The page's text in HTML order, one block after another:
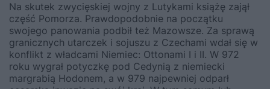
Na skutek zwycięskiej wojny z Lutykami książę zajął
część Pomorza. Prawdopodobnie na początku
swojego panowania podbił też Mazowsze. Za sprawą
granicznych utarczek i sojuszu z Czechami wdał się w
konflikt z władcami Niemiec: Ottonami I i II. W 972
roku wygrał potyczkę pod Cedynią z niemiecki
margrabią Hodonem, a w 979 najpewniej odparł